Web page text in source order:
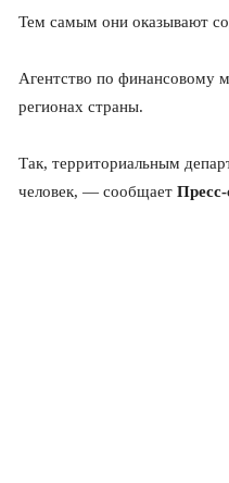
Тем самым они оказывают
Агентство по финансовому
регионах страны.
Так, территориальным
человек, — сообщает